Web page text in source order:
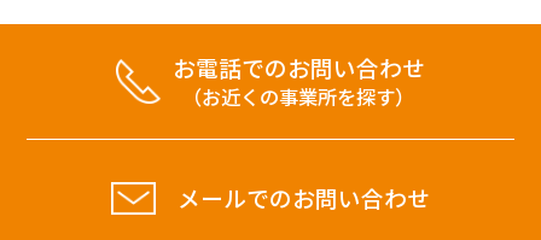
お電話でのお問い合わせ
（お近くの事業所を探す）
メールでのお問い合わせ